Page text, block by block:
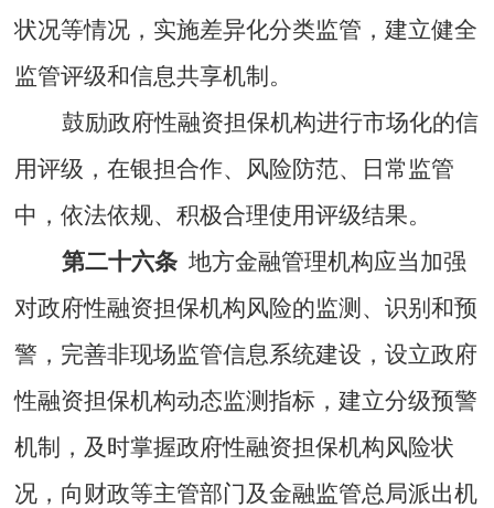
状况等情况，实施差异化分类监管，建立健全
监管评级和信息共享机制。
鼓励政府性融资担保机构进行市场化的信
用评级，在银担合作、风险防范、日常监管
中，依法依规、积极合理使用评级结果。
第二十六条 地方金融管理机构应当加强
对政府性融资担保机构风险的监测、识别和预
警，完善非现场监管信息系统建设，设立政府
性融资担保机构动态监测指标，建立分级预警
机制，及时掌握政府性融资担保机构风险状
况，向财政等主管部门及金融监管总局派出机